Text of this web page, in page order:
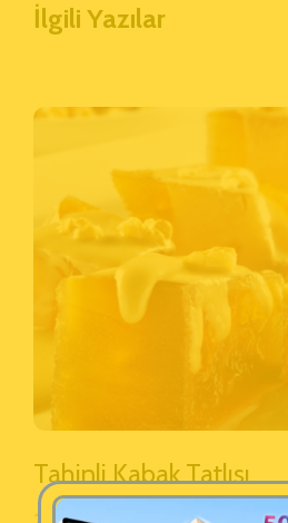
İlgili Yazılar
Tahinli Kabak Tatlısı